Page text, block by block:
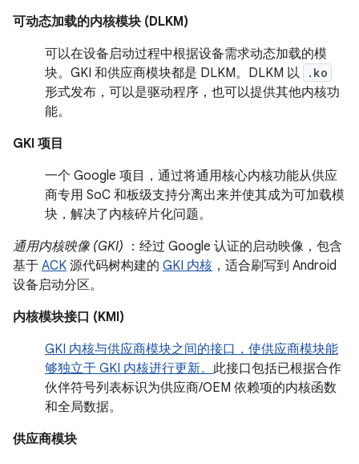
可动态加载的内核模块 (DLKM)
可以在设备启动过程中根据设备需求动态加载的模
块。GKI 和供应商模块都是 DLKM。DLKM 以
.ko
形式发布，可以是驱动程序，也可以提供其他内核功
能。
GKI 项目
一个 Google 项目，通过将通用核心内核功能从供应
商专用 SoC 和板级支持分离出来并使其成为可加载模
块，解决了内核碎片化问题。
通用内核映像 (GKI) ：经过 Google 认证的启动映像，包含
基于 ACK 源代码树构建的 GKI 内核 ，适合刷写到 Android
设备启动分区。
内核模块接口 (KMI)
GKI 内核与供应商模块之间的接口，使供应商模块能
够独立于 GKI 内核进行更新。 此接口包括已根据合作
伙伴符号列表标识为供应商/OEM 依赖项的内核函数
和全局数据。
供应商模块